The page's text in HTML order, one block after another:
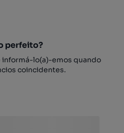
perfeito?
informá-lo(a)-emos quando
coincidentes.